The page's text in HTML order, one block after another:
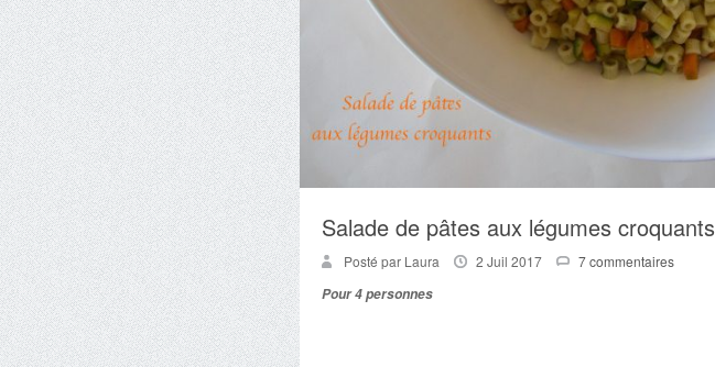
Salade de pâtes aux légumes croquants
Posté par Laura 2 Juil 2017
7 commentaires
Pour 4 personnes